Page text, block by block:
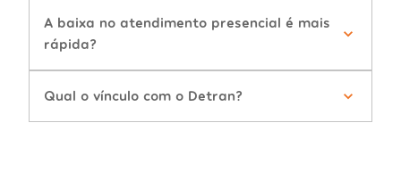
A baixa no atendimento presencial é mais
rápida?
Qual o vínculo com o Detran?